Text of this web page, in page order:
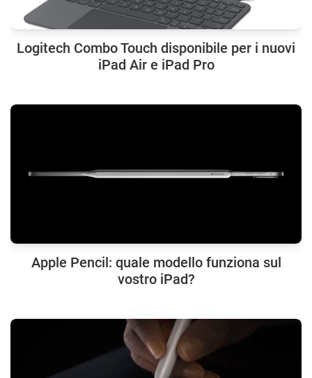
Logitech Combo Touch disponibile per i nuovi
iPad Air e iPad Pro
Apple Pencil: quale modello funziona sul
vostro iPad?